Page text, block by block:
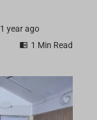
1 year ago
1 Min Read